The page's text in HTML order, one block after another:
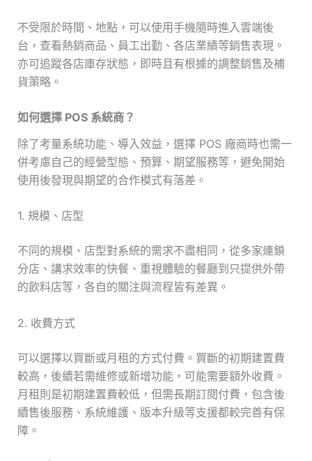
不受限於時間、地點，可以使用手機隨時進入雲端後
台，查看熱銷商品、員工出勤、各店業績等銷售表現。
亦可追蹤各店庫存狀態，即時且有根據的調整銷售及補
貨策略。
如何選擇 POS 系統商？
除了考量系統功能、導入效益，選擇 POS 廠商時也需一
併考慮自己的經營型態、預算、期望服務等，避免開始
使用後發現與期望的合作模式有落差。
1. 規模、店型
不同的規模、店型對系統的需求不盡相同，從多家連鎖
分店、講求效率的快餐、重視體驗的餐廳到只提供外帶
的飲料店等，各自的關注與流程皆有差異。
2. 收費方式
可以選擇以買斷或月租的方式付費。買斷的初期建置費
較高，後續若需維修或新增功能，可能需要額外收費。
月租則是初期建置費較低，但需長期訂閱付費，包含後
續售後服務、系統維護、版本升級等支援都較完善有保
障。